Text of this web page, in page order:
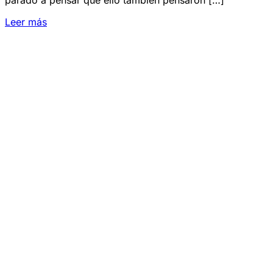
Leer más